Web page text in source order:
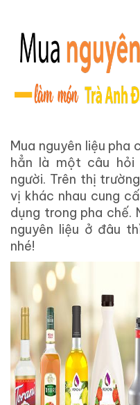
Mua nguyên liệu pha
hẳn là một câu hỏi
người. Trên thị
vị khác nhau cung
dụng trong pha chế.
nguyên liệu ở đâu
nhé!